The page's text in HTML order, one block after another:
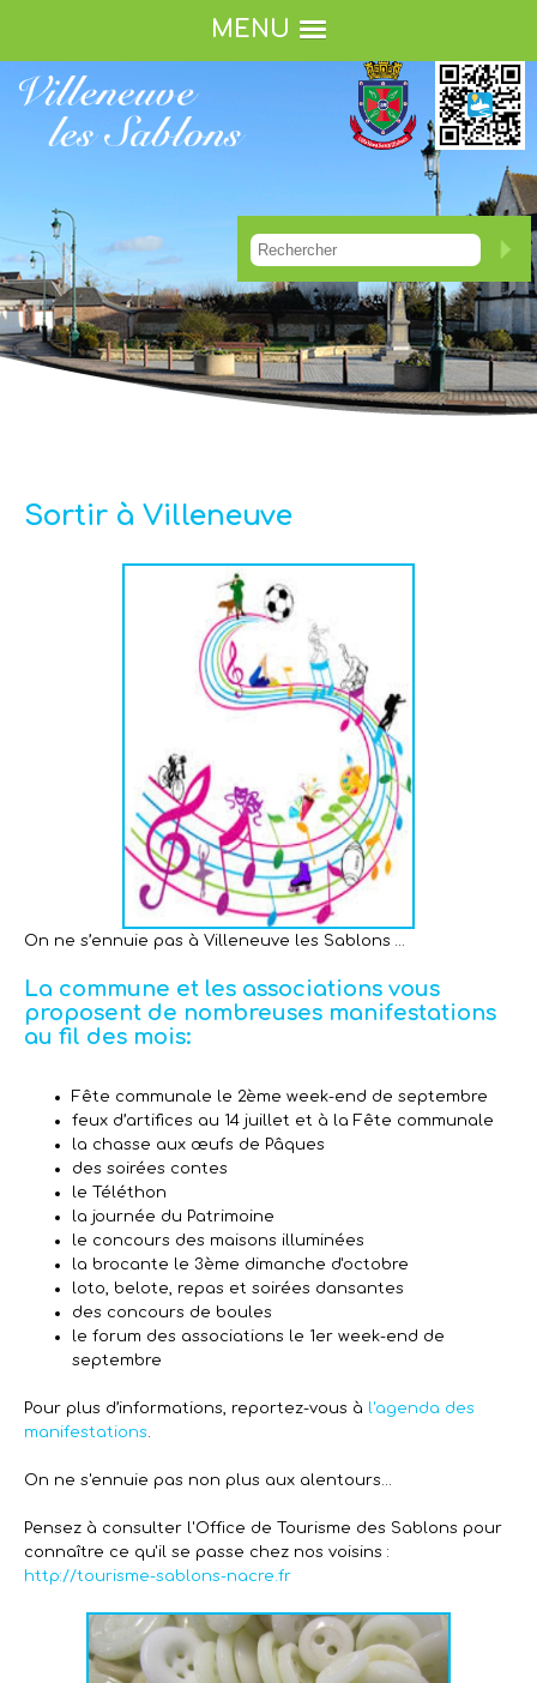
MENU
Sortir à Villeneuve
On ne s’ennuie pas à Villeneuve les Sablons …
La commune et les associations vous
proposent de nombreuses manifestations
au fil des mois:
Fête communale le 2ème week-end de septembre
feux d’artifices au 14 juillet et à la Fête communale
la chasse aux œufs de Pâques
des soirées contes
le Téléthon
la journée du Patrimoine
le concours des maisons illuminées
la brocante le 3ème dimanche d'octobre
loto, belote, repas et soirées dansantes
des concours de boules
le forum des associations le 1er week-end de
septembre
Pour plus d’informations, reportez-vous à l'agenda des
manifestations
On ne s'ennuie pas non plus aux alentours...
Pensez à consulter l'Office de Tourisme des Sablons pour
connaître ce qu'il se passe chez nos voisins :
http://tourisme-sablons-nacre.fr